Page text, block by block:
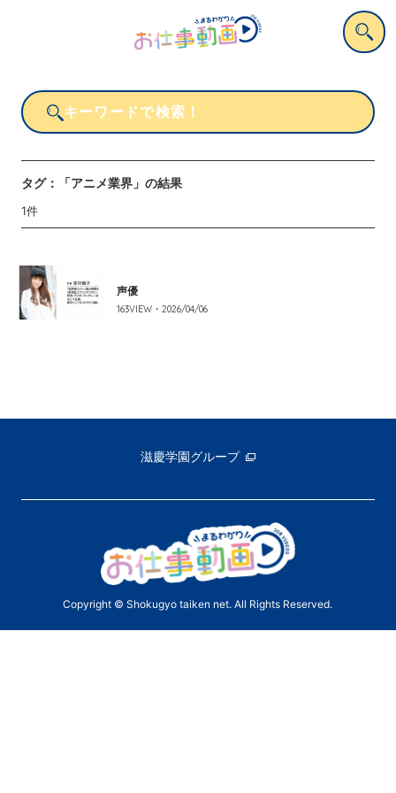
タグ： 「アニメ業界」 の結果
1件
声優
163VIEW・ 2026/04/06
滋慶学園グループ
Copyright © Shokugyo taiken net. All Rights Reserved.